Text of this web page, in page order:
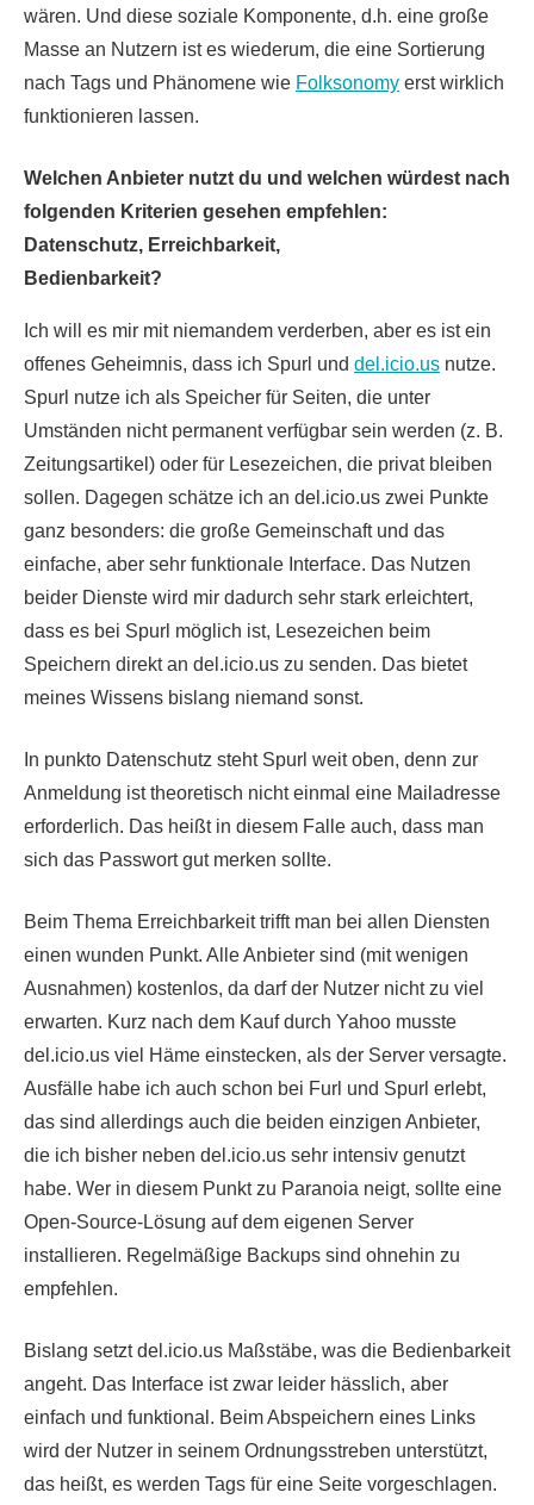
wären. Und diese soziale Komponente, d.h. eine große
Masse an Nutzern ist es wiederum, die eine Sortierung
nach Tags und Phänomene wie Folksonomy erst wirklich
funktionieren lassen.
Welchen Anbieter nutzt du und welchen würdest nach
folgenden Kriterien gesehen empfehlen:
Datenschutz, Erreichbarkeit,
Bedienbarkeit?
Ich will es mir mit niemandem verderben, aber es ist ein
offenes Geheimnis, dass ich Spurl und del.icio.us nutze.
Spurl nutze ich als Speicher für Seiten, die unter
Umständen nicht permanent verfügbar sein werden (z. B.
Zeitungsartikel) oder für Lesezeichen, die privat bleiben
sollen. Dagegen schätze ich an del.icio.us zwei Punkte
ganz besonders: die große Gemeinschaft und das
einfache, aber sehr funktionale Interface. Das Nutzen
beider Dienste wird mir dadurch sehr stark erleichtert,
dass es bei Spurl möglich ist, Lesezeichen beim
Speichern direkt an del.icio.us zu senden. Das bietet
meines Wissens bislang niemand sonst.
In punkto Datenschutz steht Spurl weit oben, denn zur
Anmeldung ist theoretisch nicht einmal eine Mailadresse
erforderlich. Das heißt in diesem Falle auch, dass man
sich das Passwort gut merken sollte.
Beim Thema Erreichbarkeit trifft man bei allen Diensten
einen wunden Punkt. Alle Anbieter sind (mit wenigen
Ausnahmen) kostenlos, da darf der Nutzer nicht zu viel
erwarten. Kurz nach dem Kauf durch Yahoo musste
del.icio.us viel Häme einstecken, als der Server versagte.
Ausfälle habe ich auch schon bei Furl und Spurl erlebt,
das sind allerdings auch die beiden einzigen Anbieter,
die ich bisher neben del.icio.us sehr intensiv genutzt
habe. Wer in diesem Punkt zu Paranoia neigt, sollte eine
Open-Source-Lösung auf dem eigenen Server
installieren. Regelmäßige Backups sind ohnehin zu
empfehlen.
Bislang setzt del.icio.us Maßstäbe, was die Bedienbarkeit
angeht. Das Interface ist zwar leider hässlich, aber
einfach und funktional. Beim Abspeichern eines Links
wird der Nutzer in seinem Ordnungsstreben unterstützt,
das heißt, es werden Tags für eine Seite vorgeschlagen.